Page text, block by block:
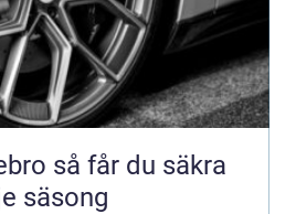
säkra
säsong